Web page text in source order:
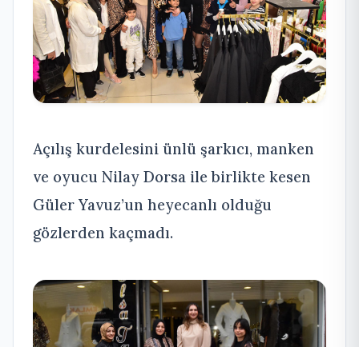
Açılış kurdelesini ünlü şarkıcı, manken
ve oyucu Nilay Dorsa ile birlikte kesen
Güler Yavuz’un heyecanlı olduğu
gözlerden kaçmadı.